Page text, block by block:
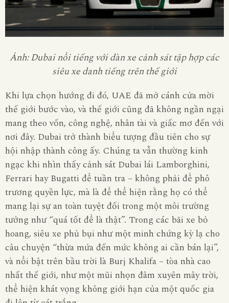
Ảnh: Dubai nổi tiếng với dàn xe cảnh sát tập hợp các
siêu xe danh tiếng trên thế giới
Khi lựa chọn hướng đi đó, UAE đã mở cánh cửa mời
thế giới bước vào, và thế giới cũng đã không ngần ngại
mang theo vốn, công nghệ, nhân tài và giấc mơ đến với
nơi đây. Dubai trở thành biểu tượng đầu tiên cho sự
hội nhập thành công ấy. Chúng ta vẫn thường kinh
ngạc khi nhìn thấy cảnh sát Dubai lái Lamborghini,
Ferrari hay Bugatti để tuần tra – không phải để phô
trương quyền lực, mà là để thể hiện rằng họ có thể
mang lại sự an toàn tuyệt đối trong một môi trường
tưởng như “quá tốt để là thật”. Trong các bãi xe bỏ
hoang, siêu xe phủ bụi như một minh chứng kỳ lạ cho
câu chuyện “thừa mứa đến mức không ai cần bán lại”,
và nổi bật trên bầu trời là Burj Khalifa – tòa nhà cao
nhất thế giới, như một mũi nhọn đâm xuyên mây trời,
thể hiện khát vọng không giới hạn của một quốc gia